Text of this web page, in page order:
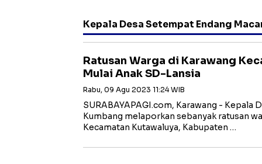
Kepala Desa Setempat Endang
Ratusan Warga di Karawang
Mulai Anak SD-Lansia
Rabu, 09 Agu 2023 11:24 WIB
SURABAYAPAGI.com, Karawang - Kepala
Kumbang melaporkan sebanyak ratusan
Kecamatan Kutawaluya, Kabupaten …